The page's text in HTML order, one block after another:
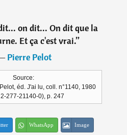
on dit... On dit que la
Et ça c'est vrai.”
Pierre Pelot
Source:
éd. J'ai lu, coll. n°1140, 1980
277-21140-0), p. 247
WhatsApp Image